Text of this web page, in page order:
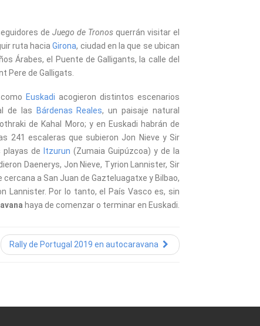
de Juego de Tronosquerrán visitar el
ruta haciaGirona, ciudad en la que se ubican
Árabes, el Puente de Galligants, la calle del
Pere de Galligats.
como Euskadi acogieron distintos escenarios
de las
Bárdenas Reales, un paisaje natural
de Kahal Moro; y en Euskadi habrán de
241 escaleras que subieron Jon Nieve y Sir
playas de
Itzurun (Zumaia Guipúzcoa) y de la
Daenerys, Jon Nieve, Tyrion Lannister, Sir
a San Juan de Gazteluagatxe y Bilbao,
Lannister. Por lo tanto, el País Vasco es, sin
haya de comenzar o terminar en Euskadi.
Rally de Portugal 2019 en autocaravana